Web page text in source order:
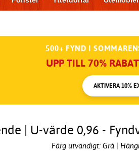
500+ FYND I
UPP TILL 70%
AKTIVERA 10%
| U-värde 0,96 -
Färg utvändigt: Grå |